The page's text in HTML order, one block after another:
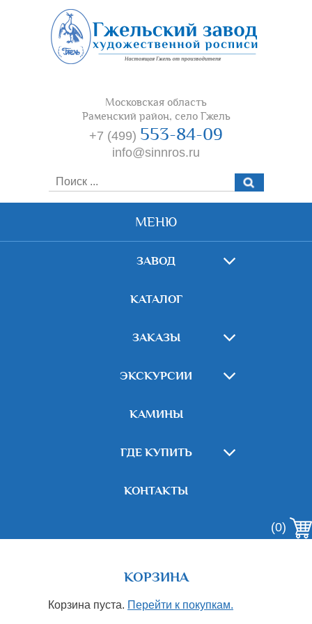
Московская область
Раменский район, село Гжель
+7 (499) 553-84-09
info@sinnros.ru
МЕНЮ
ЗАВОД
КАТАЛОГ
ЗАКАЗЫ
ЭКСКУРСИИ
КАМИНЫ
ГДЕ КУПИТЬ
КОНТАКТЫ
(0)
КОРЗИНА
Корзина пуста. Перейти к покупкам.